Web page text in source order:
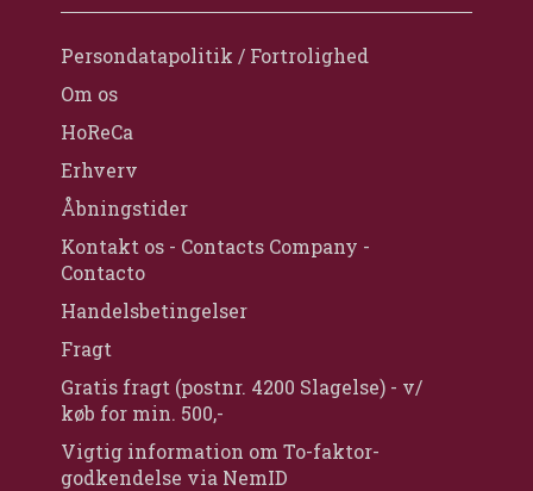
Persondatapolitik / Fortrolighed
Om os
HoReCa
Erhverv
Åbningstider
Kontakt os - Contacts Company -
Contacto
Handelsbetingelser
Fragt
Gratis fragt (postnr. 4200 Slagelse) - v/
køb for min. 500,-
Vigtig information om To-faktor-
godkendelse via NemID